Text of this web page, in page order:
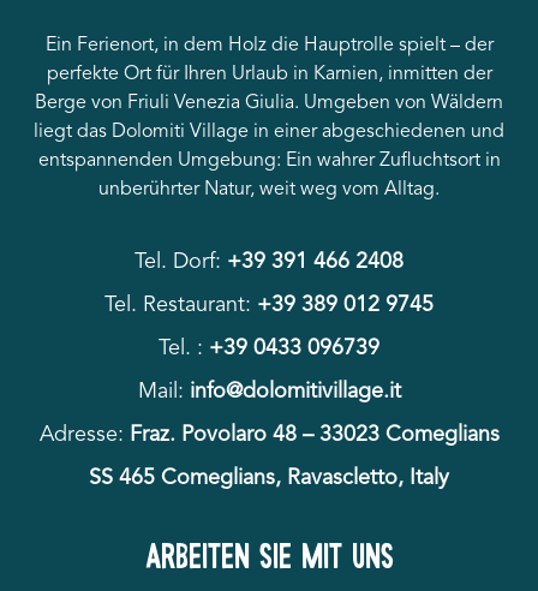
Ein Ferienort, in dem Holz die Hauptrolle spielt – der
perfekte Ort für Ihren Urlaub in Karnien, inmitten der
Berge von Friuli Venezia Giulia. Umgeben von Wäldern
liegt das Dolomiti Village in einer abgeschiedenen und
entspannenden Umgebung: Ein wahrer Zufluchtsort in
unberührter Natur, weit weg vom Alltag.
Tel. Dorf: +39 391 466 2408
Tel. Restaurant: +39 389 012 9745
Tel. : +39 0433 096739
Mail: info@dolomitivillage.it
Adresse: Fraz. Povolaro 48 – 33023 Comeglians
SS 465 Comeglians, Ravascletto, Italy
Arbeiten Sie mit uns